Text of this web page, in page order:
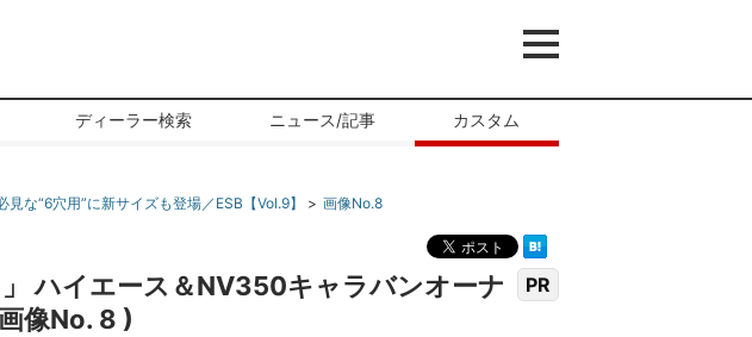
ディーラー検索 ニュース/記事 カスタム
な“6穴用”に新サイズも登場／ESB【Vol.9】
画像No.8
PR
ハイエース＆NV350キャラバンオーナ
像No. 8 )